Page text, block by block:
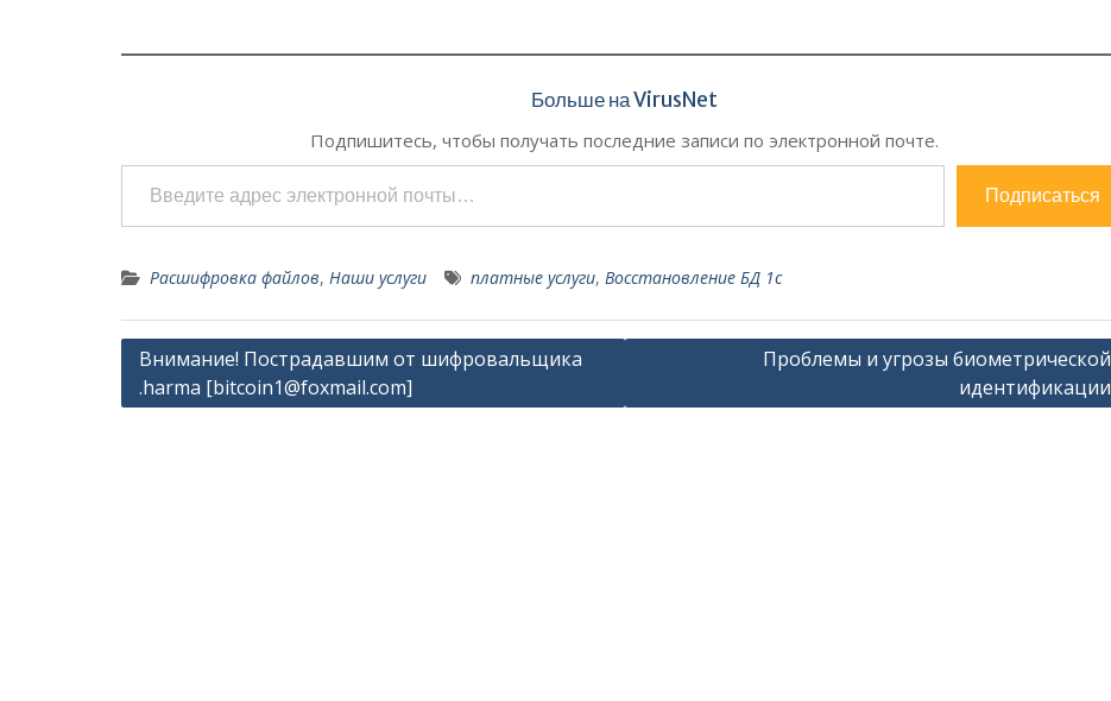
заказчиком работоспособности
файлов и полноты восстановления на
удаленной машине. После оплаты…
Больше на VirusNet
Подпишитесь, чтобы получать последние записи по электронной почте.
Введите адрес электронной почты…
Подписаться
Расшифровка файлов, Наши услуги платные услуги, Восстановление БД 1с
Навигация
по
Внимание! Пострадавшим от шифровальщика
.harma [bitcoin1@foxmail.com]
Проблемы и угрозы биометрической
идентификации